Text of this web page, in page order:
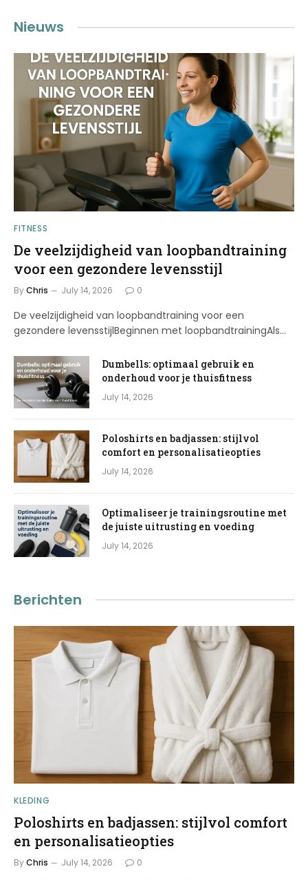
Nieuws
FITNESS
De veelzijdigheid van loopbandtraining
voor een gezondere levensstijl
ByChris July 14, 2026 0
De veelzijdigheid van loopbandtraining voor een
gezondere levensstijlBeginnen met loopbandtrainingAls…
Dumbells: optimaal gebruik en
onderhoud voor je thuisfitness
July 14, 2026
Poloshirts en badjassen: stijlvol
comfort en personalisatieopties
July 14, 2026
Optimaliseer je trainingsroutine met
de juiste uitrusting en voeding
July 14, 2026
Berichten
KLEDING
Poloshirts en badjassen: stijlvol comfort
en personalisatieopties
ByChris July 14, 2026 0